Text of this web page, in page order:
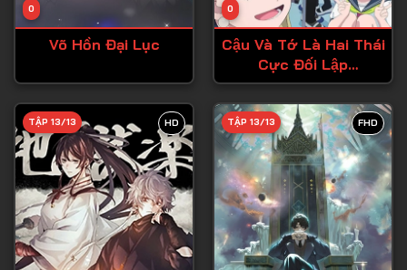
Tập 36
Tập 37
Tập 39
Tập 40
Tập 41
Tập 42
Tập 43
Tập 44
0
Võ Hồn Đại Lục
0
Cậu Và Tớ Là Hai Thái
Cực Đối Lập
(Seihantai na Kimi to
Boku)
HD
TẬP 13/13 FHD
TẬP 13/13